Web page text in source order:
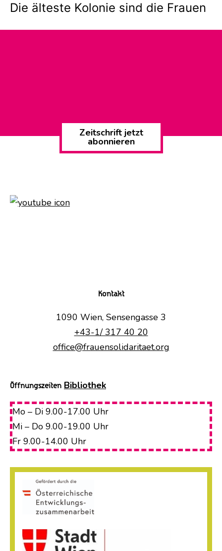
Die älteste Kolonie sind die Frauen
Zeitschrift jetzt
abonnieren
Kontakt
1090 Wien, Sensengasse 3
+43-1/ 317 40 20
office@frauensolidaritaet.org
Öffnungszeiten Bibliothek
Mo – Di 9.00-17.00 Uhr
Mi – Do 9.00-19.00 Uhr
Fr 9.00-14.00 Uhr